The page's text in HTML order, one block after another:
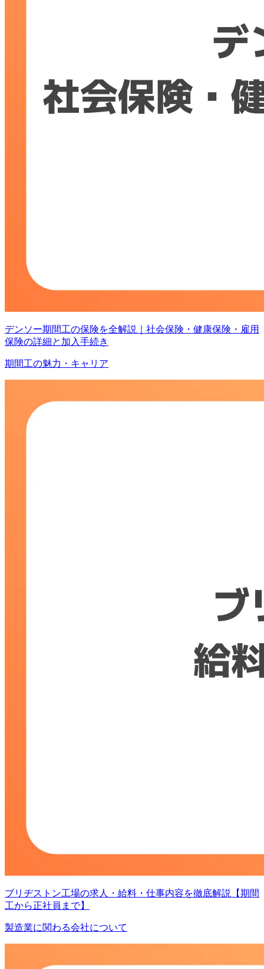
デンソー期間工の保険を全解説｜社会保険・健康保険・雇用
保険の詳細と加入手続き
期間工の魅力・キャリア
ブリヂストン工場の求人・給料・仕事内容を徹底解説【期間
工から正社員まで】
製造業に関わる会社について